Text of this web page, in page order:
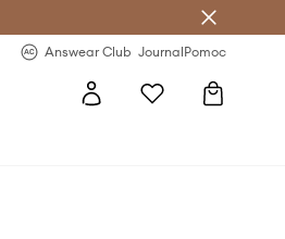
Answear Club JournalPomoc